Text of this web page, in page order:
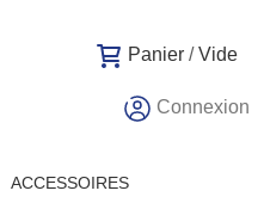
Panier /Vide
Connexion
ACCESSOIRES